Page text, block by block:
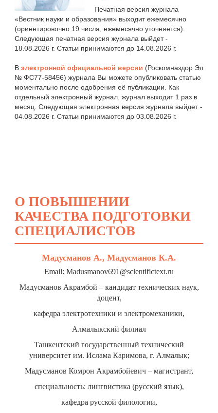
Печатная версия журнала
«Вестник науки и образования» выходит ежемесячно
(ориентировочно 19 числа, ежемесячно уточняется).
Следующая печатная версия журнала выйдет -
18.08.2026 г. Статьи принимаются до 14.08.2026 г.
В электронной официальной версии (Роскомназдор Эл
№ ФС77-58456) журнала Вы можете опубликовать статью
моментально после одобрения её публикации. Как
отдельный электронный журнал, журнал выходит 1 раз в
месяц. Следующая электронная версия журнала выйдет -
04.08.2026 г. Статьи принимаются до 03.08.2026 г.
О ПОВЫШЕНИИ
КАЧЕСТВА ПОДГОТОВКИ
СПЕЦИАЛИСТОВ
Мадусманов А., Мадусманов К.А.
Email: Madusmanov691@scientifictext.ru
Мадусманов Акрамбой – кандидат технических наук,
доцент,
кафедра электротехники и электромеханики,
Алмалыкский филиал
Ташкентский государственный технический
университет им. Ислама Каримова, г. Алмалык;
Мадусманов Комрон Акрамбойевич – магистрант,
специальность: лингвистика (русский язык),
кафедра русской филологии,